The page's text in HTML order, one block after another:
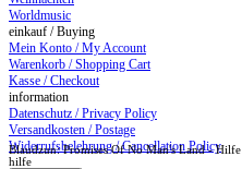
Worldmusic
einkauf / Buying
Mein Konto / My Account
Warenkorb / Shopping Cart
Kasse / Checkout
information
Datenschutz / Privacy Policy
Versandkosten / Postage
Widerrufsbelehrung / Cancellation Policy
Blaudzun: Promises Of No Man's Land - Hilfe
hilfe